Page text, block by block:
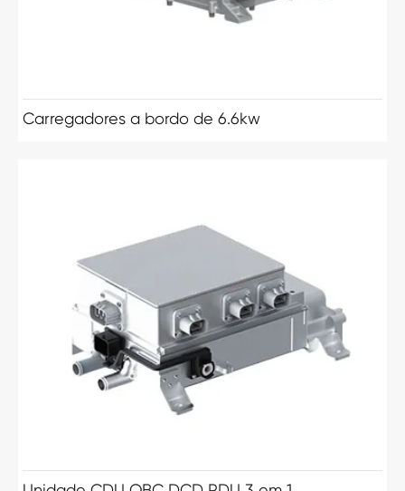
Carregadores a bordo de 6.6kw